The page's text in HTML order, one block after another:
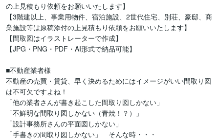
の上見積もり依頼をお願いいたします】
【3階建以上、事業用物件、宿泊施設、2世代住宅、別荘、豪邸、商
業施設等は原稿添付の上見積もり依頼をお願いいたします】
【間取図はイラストレーターで作成】
【JPG・PNG・PDF・AI形式で納品可能】
■不動産業者様
不動産の売買・賃貸、早く決めるためにはイメージがいい間取り図
は不可欠ですよね！
「他の業者さんが書き起こした間取り図しかない」
「不鮮明な間取り図しかない（青焼！？）」
「設計事務所さんの平面図しかない」
「手書きの間取り図しかない」　そんな時・・・